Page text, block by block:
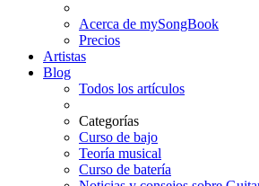
Acerca de mySongBook
Precios
Artistas
Blog
Todos los artículos
Categorías
Curso de bajo
Teoría musical
Curso de batería